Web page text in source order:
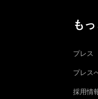
も
プレス
プレス
採用情